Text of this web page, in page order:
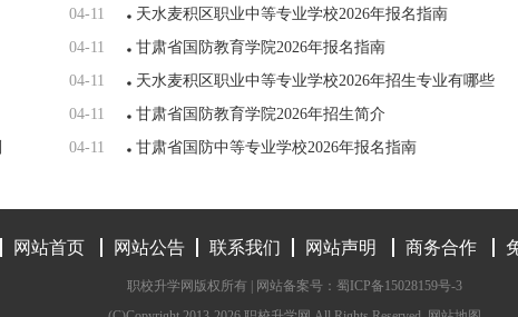
04-11 天水麦积区职业中等专业学校2026年报名指南
04-11 甘肃省国防教育学院2026年报名指南
04-11 天水麦积区职业中等专业学校2026年招生专业有哪些
04-11 甘肃省国防教育学院2026年招生简介
04-11 甘肃省国防中等专业学校2026年报名指南
网站首页 网站公告 联系我们 网站声明 商务合作
职校升学网版权所有 | 网站备案号： 蜀ICP备15028159号-3